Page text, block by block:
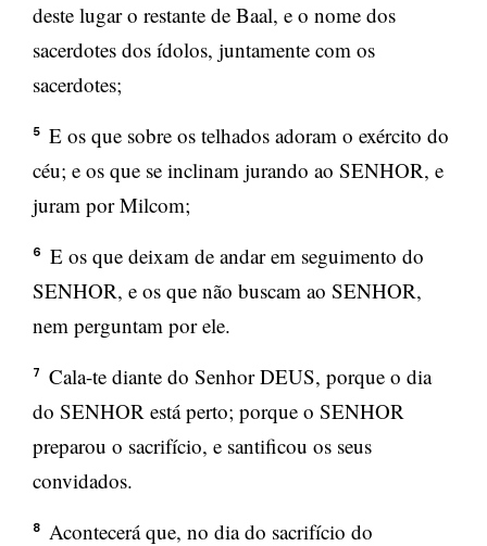
deste lugar o restante de Baal, e o nome dos
sacerdotes dos ídolos, juntamente com os
sacerdotes;
5
E os que sobre os telhados adoram o exército do
céu; e os que se inclinam jurando ao SENHOR, e
juram por Milcom;
6
E os que deixam de andar em seguimento do
SENHOR, e os que não buscam ao SENHOR,
nem perguntam por ele.
7
Cala-te diante do Senhor DEUS, porque o dia
do SENHOR está perto; porque o SENHOR
preparou o sacrifício, e santificou os seus
convidados.
8
Acontecerá que, no dia do sacrifício do